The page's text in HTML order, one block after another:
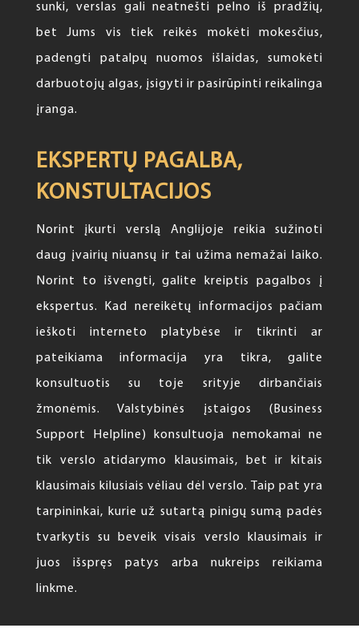
sunki, verslas gali neatnešti pelno iš pradžių,
bet Jums vis tiek reikės mokėti mokesčius,
padengti patalpų nuomos išlaidas, sumokėti
darbuotojų algas, įsigyti ir pasirūpinti reikalinga
įranga.
EKSPERTŲ PAGALBA,
KONSTULTACIJOS
Norint įkurti verslą Anglijoje reikia sužinoti
daug įvairių niuansų ir tai užima nemažai laiko.
Norint to išvengti, galite kreiptis pagalbos į
ekspertus. Kad nereikėtų informacijos pačiam
ieškoti interneto platybėse ir tikrinti ar
pateikiama informacija yra tikra, galite
konsultuotis su toje srityje dirbančiais
žmonėmis. Valstybinės įstaigos (Business
Support Helpline) konsultuoja nemokamai ne
tik verslo atidarymo klausimais, bet ir kitais
klausimais kilusiais vėliau dėl verslo. Taip pat yra
tarpininkai, kurie už sutartą pinigų sumą padės
tvarkytis su beveik visais verslo klausimais ir
juos išspręs patys arba nukreips reikiama
linkme.